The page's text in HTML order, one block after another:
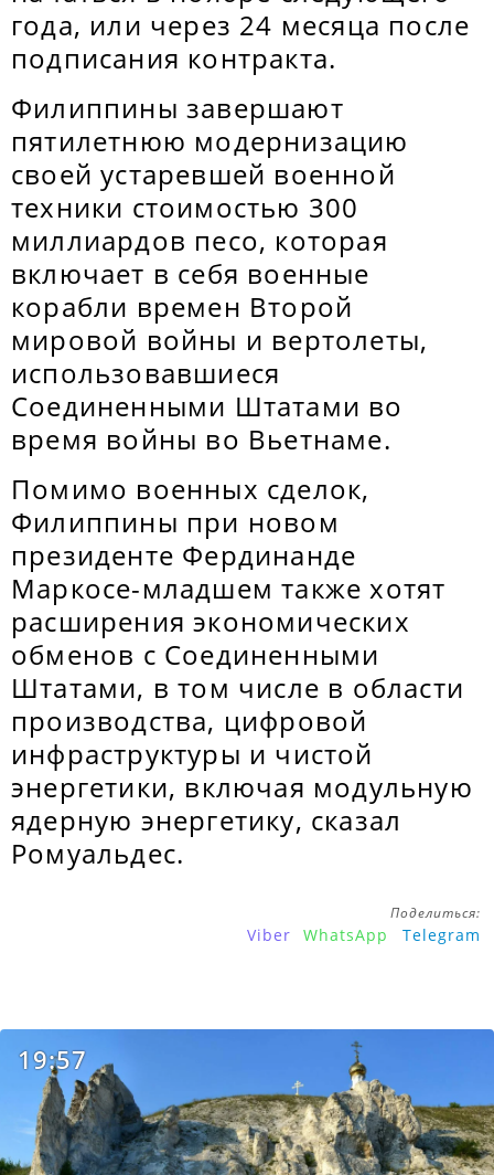
года, или через 24 месяца после
подписания контракта.
Филиппины завершают
пятилетнюю модернизацию
своей устаревшей военной
техники стоимостью 300
миллиардов песо, которая
включает в себя военные
корабли времен Второй
мировой войны и вертолеты,
использовавшиеся
Соединенными Штатами во
время войны во Вьетнаме.
Помимо военных сделок,
Филиппины при новом
президенте Фердинанде
Маркосе-младшем также хотят
расширения экономических
обменов с Соединенными
Штатами, в том числе в области
производства, цифровой
инфраструктуры и чистой
энергетики, включая модульную
ядерную энергетику, сказал
Ромуальдес.
Поделиться:
Viber WhatsApp Telegram
19:57